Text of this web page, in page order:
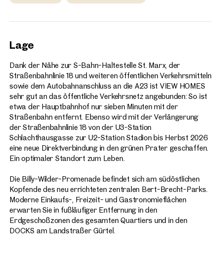
Lage
Dank der Nähe zur S-Bahn-Haltestelle St. Marx, der
Straßenbahnlinie 18 und weiteren öffentlichen Verkehrsmitteln
sowie dem Autobahnanschluss an die A23 ist VIEW HOMES
sehr gut an das öffentliche Verkehrsnetz angebunden: So ist
etwa der Hauptbahnhof nur sieben Minuten mit der
Straßenbahn entfernt. Ebenso wird mit der Verlängerung
der Straßenbahnlinie 18 von der U3-Station
Schlachthausgasse zur U2-Station Stadion bis Herbst 2026
eine neue Direktverbindung in den grünen Prater geschaffen.
Ein optimaler Standort zum Leben.
Die Billy-Wilder-Promenade befindet sich am südöstlichen
Kopfende des neu errichteten zentralen Bert-Brecht-Parks.
Moderne Einkaufs-, Freizeit- und Gastronomieflächen
erwarten Sie in fußläufiger Entfernung in den
Erdgeschoßzonen des gesamten Quartiers und in den
DOCKS am Landstraßer Gürtel.